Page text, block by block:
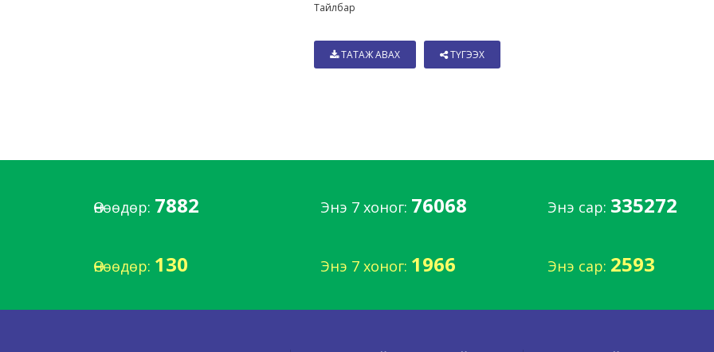
Тайлбар
ТАТАЖ АВАХ ТҮГЭЭХ
Өнөөдөр: 7882 Энэ 7 хоног: 76068 Энэ сар: 335272
Өнөөдөр: 130 Энэ 7 хоног: 1966 Энэ сар: 2593